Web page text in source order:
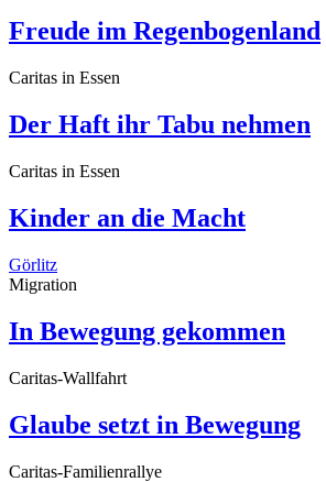
Freude im Regenbogenland
Caritas in Essen
Der Haft ihr Tabu nehmen
Caritas in Essen
Kinder an die Macht
Görlitz
Migration
In Bewegung gekommen
Caritas-Wallfahrt
Glaube setzt in Bewegung
Caritas-Familienrallye